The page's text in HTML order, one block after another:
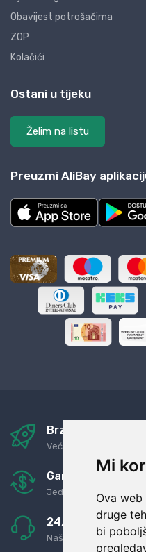
Mi
Ova
druge
bi
Obavijest potrošačima
ZOP
Kolačići
Ostani u tijeku
Želim na listu
Preuzmi AliBay
Brza i sigurna
Već za nekoliko dana
Garancija u
Jednostavno pravilo:
24/7 odlična
Naši agenti uvijek na